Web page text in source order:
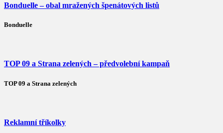
Bonduelle – obal mražených špenátových listů
Bonduelle
TOP 09 a Strana zelených – předvolební kampaň
TOP 09 a Strana zelených
Reklamní tříkolky